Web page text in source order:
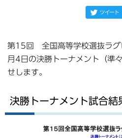
第15回 全国高等学校選抜ラグ
月4日の決勝トーナメント（準
せします。
決勝トーナメント試合結